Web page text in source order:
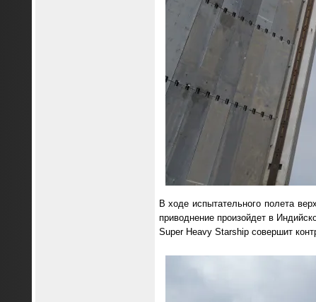
В ходе испытательного полета
приводнение произойдет в
Super Heavy Starship совершит